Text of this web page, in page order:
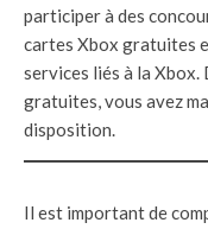
participer à des
cartes Xbox gratuites
services liés à la Xbox.
gratuites, vous avez
disposition.
Il est important de